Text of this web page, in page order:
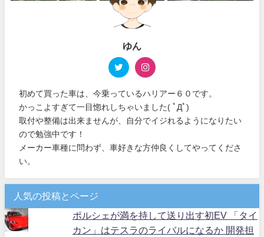
ゆん
初めて買った車は、今乗っているハリアー６０です。
かっこよすぎて一目惚れしちゃいました( ﾟДﾟ)
取付や整備は出来ませんが、自分でイジれるようになりたい
ので勉強中です！
メーカー車種に問わず、車好きな方仲良くしてやってくださ
い。
人気の投稿とページ
ポルシェが満を持して送り出す初EV 「タイ
カン」はテスラのライバルになるか 開発担